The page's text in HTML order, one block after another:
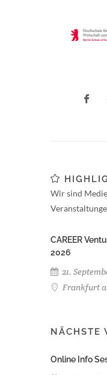
Wir sind
CAREER
2026
21.
Frankfurt
NÄCHSTE
Online Info